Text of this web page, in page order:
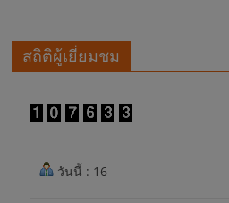
สถิติผู้เยี่ยมชม
วันนี้ : 16